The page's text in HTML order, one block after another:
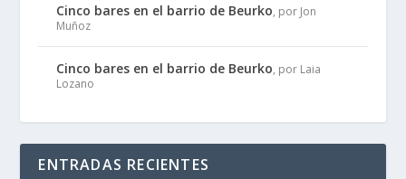
Cinco bares en el barrio de Beurko, por Jon
Muñoz
Cinco bares en el barrio de Beurko, por Laia
Lozano
ENTRADAS RECIENTES